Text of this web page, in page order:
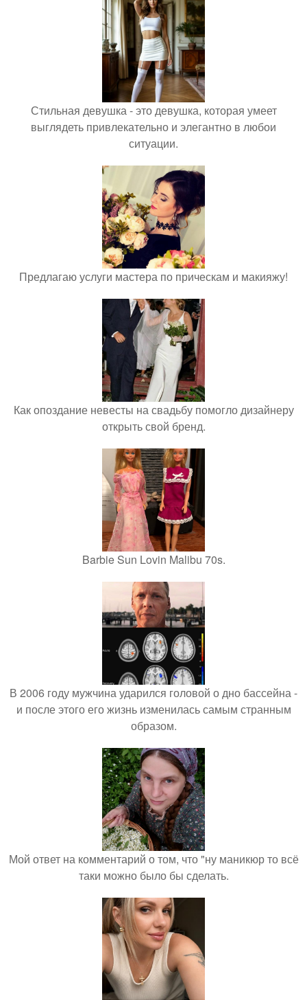
Стильная девушка - это девушка, которая умеет
выглядеть привлекательно и элегантно в любои
ситуации.
Предлагаю услуги мастера по прическам и макияжу!
Как опоздание невесты на свадьбу помогло дизайнеру
открыть свой бренд.
Barbie Sun Lovin Malibu 70s.
В 2006 году мужчина ударился головой о дно бассейна -
и после этого его жизнь изменилась самым странным
образом.
Мой ответ на комментарий о том, что "ну маникюр то всё
таки можно было бы сделать.